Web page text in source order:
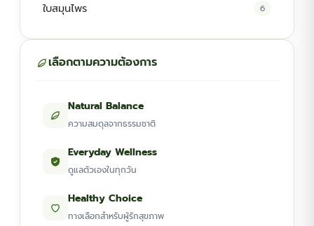
ใบสมุนไพร 6
เลือกตามความต้องการ
Natural Balance
ความสมดุลจากธรรมชาติ
Everyday Wellness
ดูแลตัวเองในทุกวัน
Healthy Choice
ทางเลือกสำหรับผู้รักสุขภาพ